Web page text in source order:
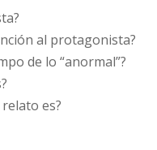
al protagonista?
de lo “anormal”?
es?